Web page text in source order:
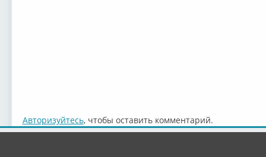
Авторизуйтесь, чтобы оставить комментарий.